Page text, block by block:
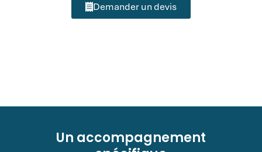
Demander un devis
Un accompagnement